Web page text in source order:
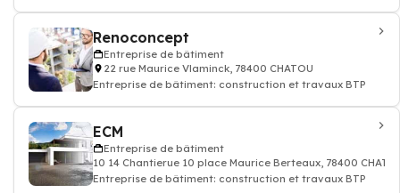
Renoconcept
Entreprise de bâtiment
22 rue Maurice Vlaminck, 78400 CHATOU
Entreprise de bâtiment: construction et travaux BTP
ECM
Entreprise de bâtiment
10 14 Chantierue 10 place Maurice Berteaux, 78400
Entreprise de bâtiment: construction et travaux BTP